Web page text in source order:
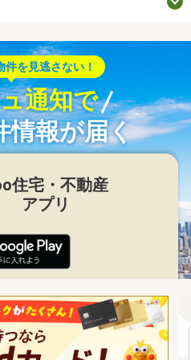
件を見逃さない！
通知で
情報が届く
住宅・不動産
アプリ